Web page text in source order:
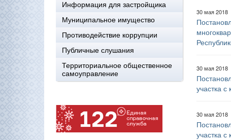
Информация для застройщика
Муниципальное имущество
Противодействие коррупции
Публичные слушания
Территориальное общественное
самоуправление
30 мая 2018
30 мая 2018
участка
30 мая 2018
участка